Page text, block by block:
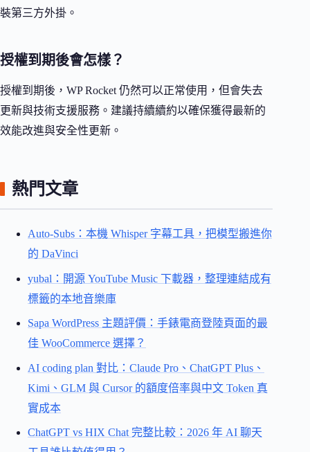
裝第三方外掛。
授權到期後會怎樣？
授權到期後，WP Rocket 仍然可以正常使用，但會失去
更新與技術支援服務。建議持續續約以確保獲得最新的
效能改進與安全性更新。
熱門文章
Auto-Subs：本機 Whisper 字幕工具，把模型搬進你
的 DaVinci
yubal：開源 YouTube Music 下載器，整理連結成有
標籤的本地音樂庫
Sapa WordPress 主題評價：手錶電商登陸頁面的最
佳 WooCommerce 選擇？
AI coding plan 對比：Claude Pro、ChatGPT Plus、
Kimi、GLM 與 Cursor 的額度倍率與中文 Token 真
實成本
ChatGPT vs HIX Chat 完整比較：2026 年 AI 聊天